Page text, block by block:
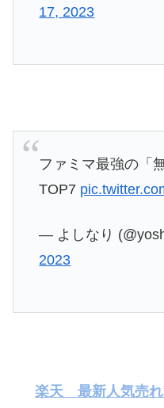
17, 2023
ファミマ最強の「
TOP7
— よしなり
2023
楽天 最新人気売れ